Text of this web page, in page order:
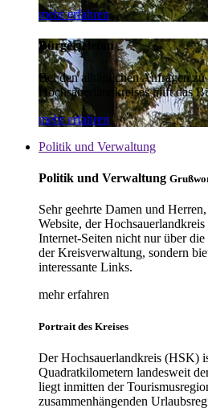
mehr erfahren
Bürgertelefon
Bei den alltäglichen Anfragen zu
Hochsauerlandkreises hilft das
mehr erfahren
Politik und Verwaltung
Politik und Verwaltung
Sehr geehrte Damen und
Website, der
Internet-Seiten nicht nur über
der Kreisverwaltung, sondern
interessante Links.
mehr erfahren
Portrait des Kreises
Der Hochsauerlandkreis (HSK)
Quadratkilometern landesweit
liegt inmitten der
zusammenhängenden